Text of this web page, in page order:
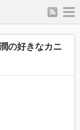
rss
の好きなカニ